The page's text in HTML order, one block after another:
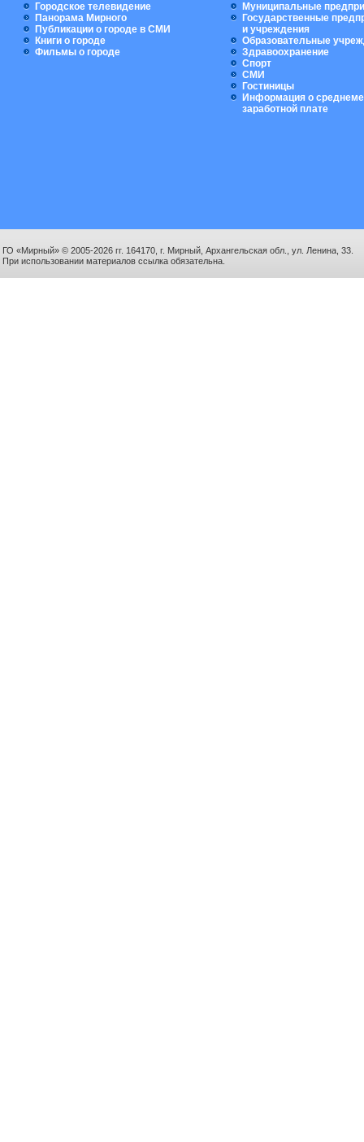
Городское телевидение
Панорама Мирного
Публикации о городе в СМИ
Книги о городе
Фильмы о городе
Муниципальные
Государственные
и учреждения
Образовательные
Здравоохранение
Спорт
СМИ
Гостиницы
Информация о
заработной плате
ГО «Мирный» © 2005-2026 гг. 164170, г. Мирный, Архангельская обл., ул. Ленина, 33.
При использовании материалов ссылка обязательна.